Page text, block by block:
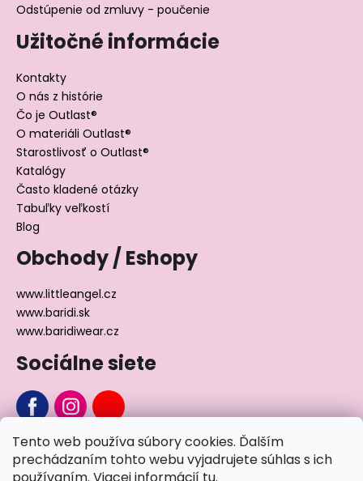
Tento web používa súbory cookies. Ďalším
prechádzaním tohto webu vyjadrujete súhlas s ich
Odstúpenie od zmluvy - poučenie
Užitočné informácie
Kontakty
O nás z histórie
Čo je Outlast®
O materiáli Outlast®
Starostlivosť o Outlast®
Katalógy
Často kladené otázky
Tabuľky veľkostí
Blog
Obchody / Eshopy
www.littleangel.cz
www.baridi.sk
www.baridiwear.cz
Sociálne siete
Chcete sa nás na niečo opýtať?